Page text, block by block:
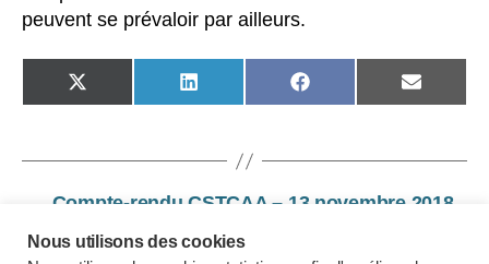
peuvent se prévaloir par ailleurs.
SHARE
ON
SHARE
ON
SHARE
ON
SHARE
ON
Compte-rendu CSTCAA – 13 novembre 2018
→ Elaboration du plan triennal de formation
Nous utilisons des cookies